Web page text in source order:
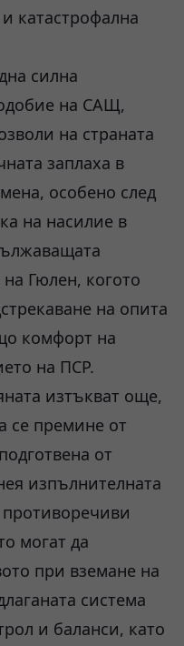
катастрофална
силна
на САЩ,
на страната
заплаха в
особено след
на насилие в
Гюлен, когото
на опита
комфорт на
на ПСР.
изтъкват още,
се премине от
от
изпълнителната
противоречиви
могат да
при вземане на
система
и баланси, като